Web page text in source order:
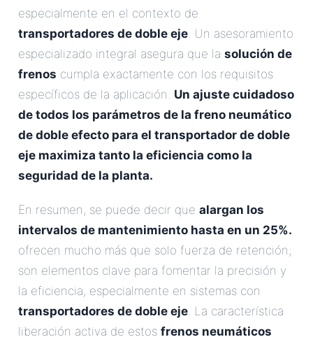
especialmente en el contexto de
transportadores de doble eje. Un asesoramiento
especializado integral asegura que la solución de
frenos cumpla exactamente con los requisitos
específicos de la aplicación. Un ajuste cuidadoso
de todos los parámetros de la freno neumático
de doble efecto para el transportador de doble
eje maximiza tanto la eficiencia como la
seguridad de la planta.
En resumen, se puede decir que alargan los
intervalos de mantenimiento hasta en un 25%.
ofrecen mucho más que solo fuerza de retención;
son elementos clave para fomentar la precisión y
la eficiencia, especialmente en sistemas con
transportadores de doble eje. La característica
liberación activa de estos frenos neumáticos